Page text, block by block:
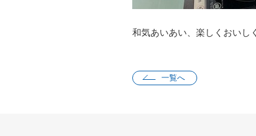
和気あいあい、楽しくおいし
一覧へ